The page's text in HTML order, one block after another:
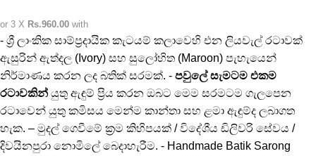
or 3 X Rs.960.00 with
- ශ්‍රී ලාංකික සාම්ප්‍රදායික කැටයම් කලාවෙහි එන ලියවැල් රටාවක්
ඇසුරින් ඇත්දල (Ivory) සහ සුලෝහිත (Maroon) පැහැයෙන්
නිර්මාණය කරන ලද බතික් සරමක්. - පවුලේ සැමටම එකම
රටාවකින් යුතු ඇඳුම් ප්‍රිය කරන ඔබට මෙම සරමටම ගැලපෙන
රටාවෙන් යුතු කමිසය මෙන්ම කාන්තා සහ ළමා ඇඳුම්ද ලබාගත
හැක. – මුදල් ගෙවීමේ ක්‍රම කිහිපයක් / විදේශීය ඩිලිවරි සේවය /
දිවයිනපුරා නොමිලේ බෙදාහැරීම. - Handmade Batik Sarong